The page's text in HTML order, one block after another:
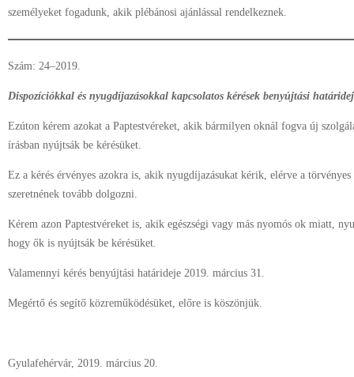
személyeket fogadunk, akik plébánosi ajánlással rendelkeznek.
Szám: 24–2019.
Dispozíciókkal és nyugdíjazásokkal kapcsolatos kérések benyújtási
Ezúton kérem azokat a Paptestvéreket, akik bármilyen oknál fogva új
írásban nyújtsák be kérésüket.
Ez a kérés érvényes azokra is, akik nyugdíjazásukat kérik, elérve a
szeretnének tovább dolgozni.
Kérem azon Paptestvéreket is, akik egészségi vagy más nyomós ok miatt,
hogy ők is nyújtsák be kérésüket.
Valamennyi kérés benyújtási határideje 2019. március 31.
Megértő és segítő közreműködésüket, előre is köszönjük.
Gyulafehérvár, 2019. március 20.